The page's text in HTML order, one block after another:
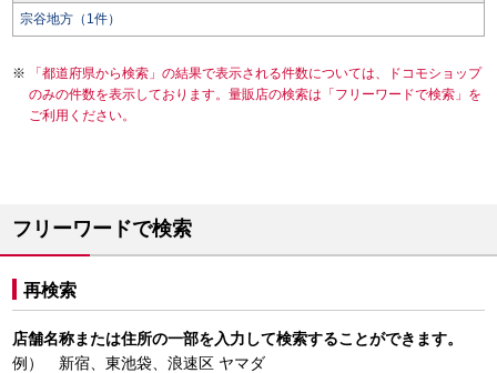
宗谷地方（1件）
「都道府県から検索」の結果で表示される件数については、ドコモショップ
のみの件数を表示しております。量販店の検索は「フリーワードで検索」を
ご利用ください。
フリーワードで検索
再検索
店舗名称または住所の一部を入力して検索することができます。
例） 新宿、東池袋、浪速区 ヤマダ